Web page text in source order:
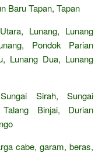
Baru Tapan, Tapan
Lunang, Lunang
Pondok Parian
Lunang Dua, Lunang
Sirah, Sungai
Binjai, Durian
cabe, garam, beras,